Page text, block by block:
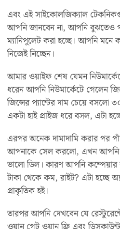
এবং এই সাইকোলজিক্যাল
আপনি জানবেন না, আপনি বুঝতেও
ম্যানিপুলেট করা হচ্ছে। আপনি মনে
নিজেই নিচ্ছেন।
আমার ওয়াইফ শেষ যেমন
ধরেন আপনি নিউমার্কেটে গেলেন
জিন্সের প্যান্টের দাম চেয়ে বসলো
একটা হাই প্রাইজ ধরে বসল, এটা
এরপর অনেক দামাদামি করার পর
আপনাকে সেল করলো, এখন আপনি
ভালো ডিল। কারণ আপনি
টাকা থেকে কম, রাইট? এটা হচ্ছে
প্রাকৃতিক হই।
তারপর আপনি দেখবেন যে